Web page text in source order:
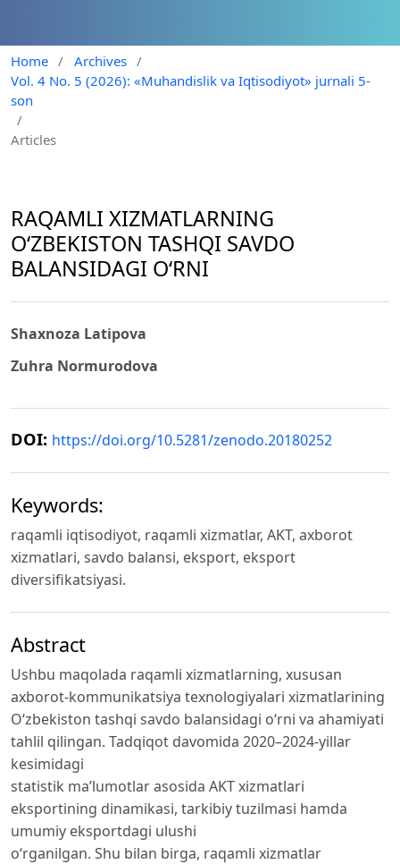
Home / Archives /
Vol. 4 No. 5 (2026): «Muhandislik va Iqtisodiyot» jurnali 5-
son
/
Articles
RAQAMLI XIZMATLARNING
O‘ZBEKISTON TASHQI SAVDO
BALANSIDAGI O‘RNI
Shaxnoza Latipova
Zuhra Normurodova
DOI: https://doi.org/10.5281/zenodo.20180252
Keywords:
raqamli iqtisodiyot, raqamli xizmatlar, AKT, axborot
xizmatlari, savdo balansi, eksport, eksport
diversifikatsiyasi.
Abstract
Ushbu maqolada raqamli xizmatlarning, xususan
axborot-kommunikatsiya texnologiyalari xizmatlarining
O‘zbekiston tashqi savdo balansidagi o‘rni va ahamiyati
tahlil qilingan. Tadqiqot davomida 2020–2024-yillar
kesimidagi
statistik ma’lumotlar asosida AKT xizmatlari
eksportining dinamikasi, tarkibiy tuzilmasi hamda
umumiy eksportdagi ulushi
oʻrganilgan. Shu bilan birga, raqamli xizmatlar